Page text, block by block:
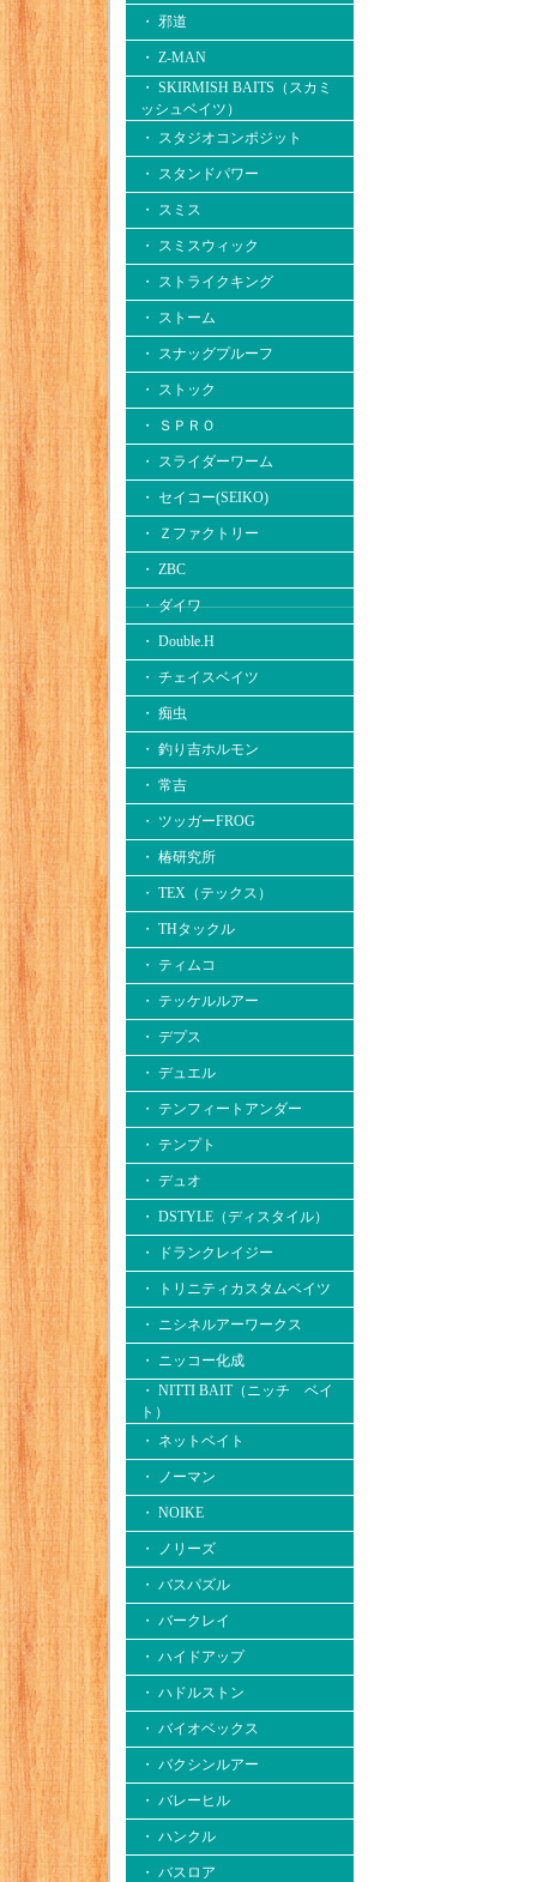
・ 邪道
・ Z-MAN
・ SKIRMISH BAITS（スカミ
ッシュベイツ）
・ スタジオコンポジット
・ スタンドパワー
・ スミス
・ スミスウィック
・ ストライクキング
・ ストーム
・ スナッグプルーフ
・ ストック
・ ＳＰＲＯ
・ スライダーワーム
・ セイコー(SEIKO)
・ Ｚファクトリー
・ ZBC
・ ダイワ
・ Double.H
・ チェイスベイツ
・ 痴虫
・ 釣り吉ホルモン
・ 常吉
・ ツッガーFROG
・ 椿研究所
・ TEX（テックス）
・ THタックル
・ ティムコ
・ テッケルルアー
・ デプス
・ デュエル
・ テンフィートアンダー
・ テンプト
・ デュオ
・ DSTYLE（ディスタイル）
・ ドランクレイジー
・ トリニティカスタムベイツ
・ ニシネルアーワークス
・ ニッコー化成
・ NITTI BAIT（ニッチ ベイ
ト）
・ ネットベイト
・ ノーマン
・ NOIKE
・ ノリーズ
・ バスパズル
・ バークレイ
・ ハイドアップ
・ ハドルストン
・ バイオベックス
・ バクシンルアー
・ バレーヒル
・ ハンクル
・ バスロア